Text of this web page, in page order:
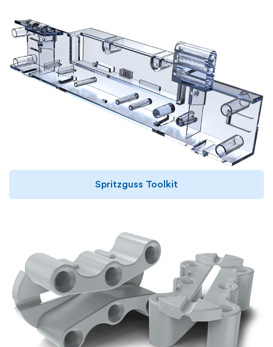
Spritzguss Toolkit